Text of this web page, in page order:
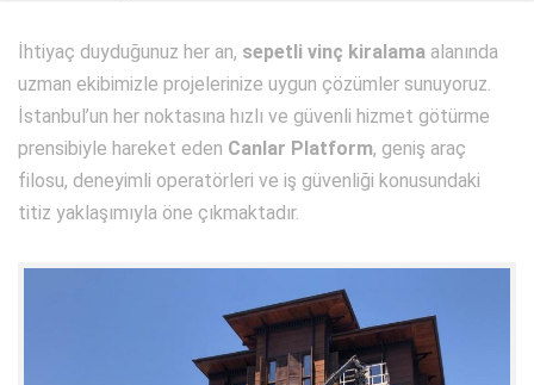
İhtiyaç duyduğunuz her an, sepetli vinç kiralama alanında
uzman ekibimizle projelerinize uygun çözümler sunuyoruz.
İstanbul’un her noktasına hızlı ve güvenli hizmet götürme
prensibiyle hareket eden Canlar Platform, geniş araç
filosu, deneyimli operatörleri ve iş güvenliği konusundaki
titiz yaklaşımıyla öne çıkmaktadır.